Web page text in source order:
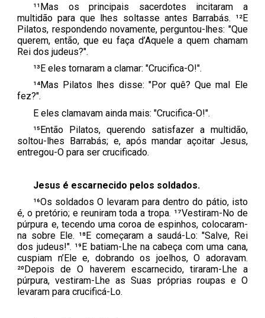
¹¹Mas os principais sacerdotes incitaram a
multidão para que lhes soltasse antes Barrabás. ¹²E
Pilatos, respondendo novamente, perguntou-lhes: "Que
querem, então, que eu faça d’Aquele a quem chamam
Rei dos judeus?".
¹³E eles tornaram a clamar: "Crucifica-O!".
¹⁴Mas Pilatos lhes disse: "Por quê? Que mal Ele
fez?".
E eles clamavam ainda mais: "Crucifica-O!".
¹⁵Então Pilatos, querendo satisfazer a multidão,
soltou-lhes Barrabás; e, após mandar açoitar Jesus,
entregou-O para ser crucificado.
Jesus é escarnecido pelos soldados.
¹⁶Os soldados O levaram para dentro do pátio, isto
é, o pretório; e reuniram toda a tropa. ¹⁷Vestiram-No de
púrpura e, tecendo uma coroa de espinhos, colocaram-
na sobre Ele. ¹⁸E começaram a saudá-Lo: "Salve, Rei
dos judeus!". ¹⁹E batiam-Lhe na cabeça com uma cana,
cuspiam n’Ele e, dobrando os joelhos, O adoravam.
²⁰Depois de O haverem escarnecido, tiraram-Lhe a
púrpura, vestiram-Lhe as Suas próprias roupas e O
levaram para crucificá-Lo.